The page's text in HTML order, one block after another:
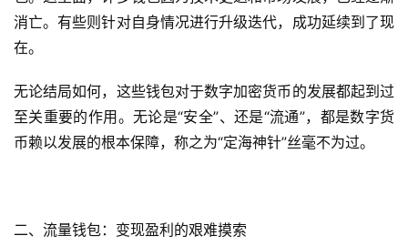
消亡。有些则针对自身情况进行升级迭代，成功延续到了现
在。
无论结局如何，这些钱包对于数字加密货币的发展都起到过
至关重要的作用。无论是“安全”、还是“流通”，都是数字货
币赖以发展的根本保障，称之为“定海神针”丝毫不为过。
二、流量钱包：变现盈利的艰难摸索